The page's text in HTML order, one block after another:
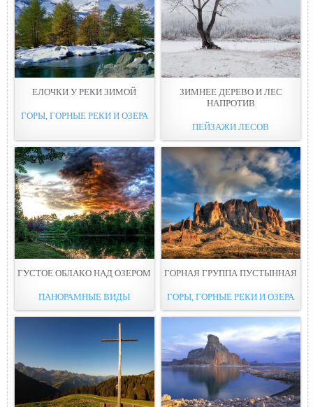
ЕЛОЧКИ У РЕКИ ЗИМОЙ
ГОРЫ, ГОРНЫЕ РЕКИ И ОЗЕРА
ЗИМНЕЕ ДЕРЕВО И ЛЕС
НАПРОТИВ
ПЕЙЗАЖИ ЛЕСОВ
ГУСТОЕ ОБЛАКО НАД ОЗЕРОМ
ПАНОРАМНЫЕ ВИДЫ
ГОРНАЯ ГРУППА ПУСТЫННАЯ
ГОРЫ, ГОРНЫЕ РЕКИ И ОЗЕРА